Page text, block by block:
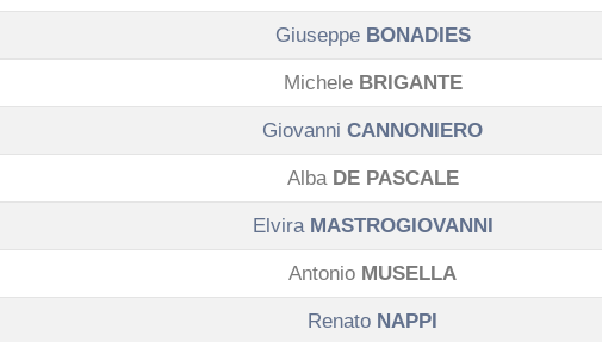
Giuseppe BONADIES
Michele BRIGANTE
Giovanni CANNONIERO
Alba DE PASCALE
Elvira MASTROGIOVANNI
Antonio MUSELLA
Renato NAPPI